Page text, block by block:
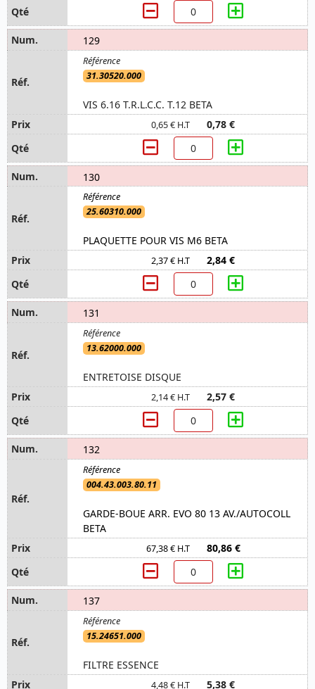
129
31.30520.000
VIS 6.16 T.R.L.C.C. T.12 BETA
0,65 € H.T 0,78 €
130
25.60310.000
PLAQUETTE POUR VIS M6 BETA
2,37 € H.T 2,84 €
131
13.62000.000
ENTRETOISE DISQUE
2,14 € H.T 2,57 €
132
004.43.003.80.11
GARDE-BOUE ARR. EVO 80 13 AV./AUTOCOLL
BETA
67,38 € H.T 80,86 €
137
15.24651.000
FILTRE ESSENCE
4,48 € H.T 5,38 €